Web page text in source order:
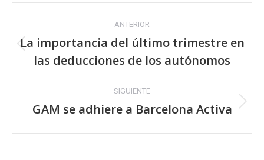
está
presentar
Navegación
entre
publicaciones
ANTERIOR
Publicación
anterior:
La importancia del último trimestre en
las deducciones de los autónomos
SIGUIENTE
Publicación
GAM se adhiere a Barcelona Activa